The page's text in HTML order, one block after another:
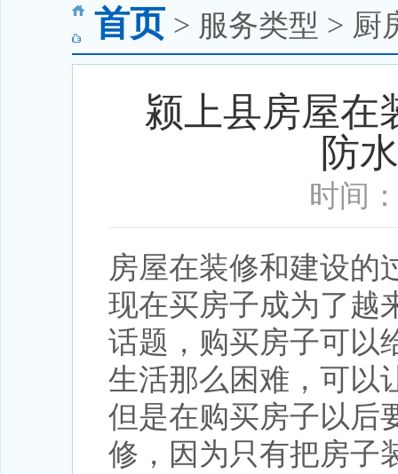
首页 > 服务类型 > 厨
颍上县房屋在
防
时间
房屋在装修和建设的
现在买房子成为了越
话题，购买房子可以
生活那么困难，可以
但是在购买房子以后
修，因为只有把房子